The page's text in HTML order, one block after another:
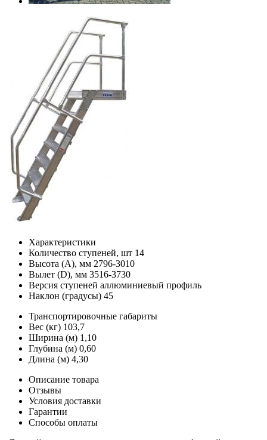
Характеристики
Количество ступеней, шт 14
Высота (А), мм 2796-3010
Вылет (D), мм 3516-3730
Версия ступеней аллюминиевый профиль
Наклон (градусы) 45
Транспортировочные габариты
Вес (кг) 103,7
Ширина (м) 1,10
Глубина (м) 0,60
Длина (м) 4,30
Описание товара
Отзывы
Условия доставки
Гарантии
Способы оплаты